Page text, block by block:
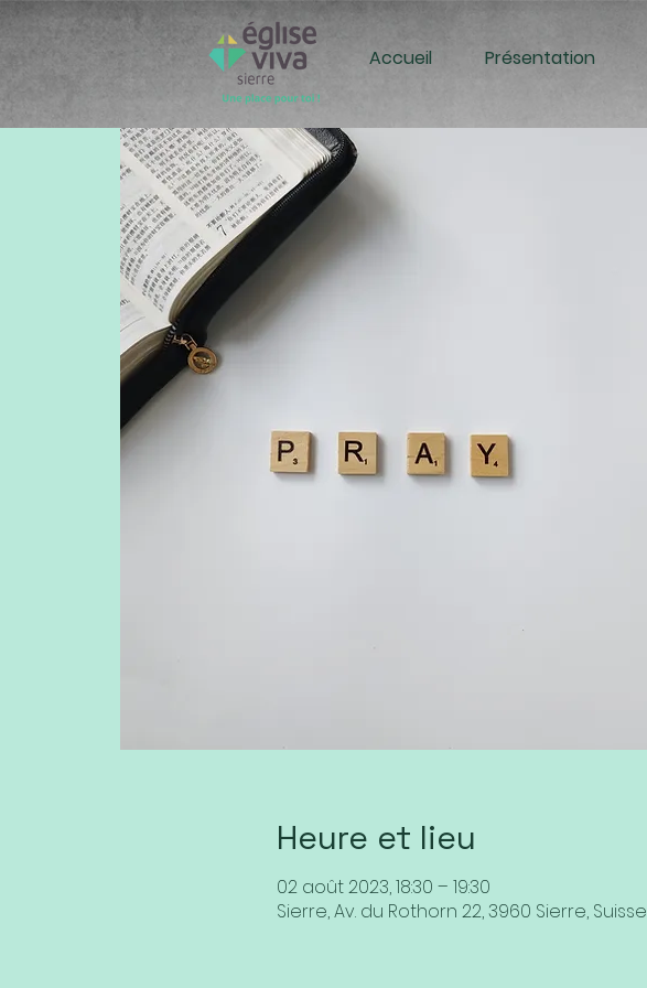
Accueil Présentation
Heure et lieu
02 août 2023, 18:30 – 19:30
Sierre, Av. du Rothorn 22, 3960 Sierre, Suisse